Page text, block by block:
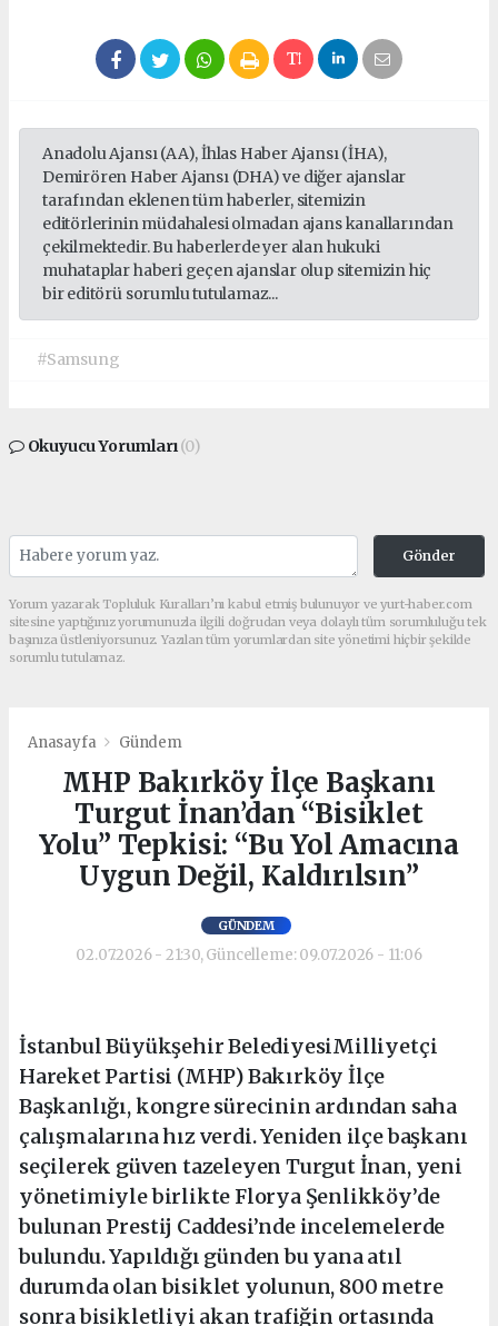
Anadolu Ajansı (AA), İhlas Haber Ajansı (İHA),
Demirören Haber Ajansı (DHA) ve diğer ajanslar
tarafından eklenen tüm haberler, sitemizin
editörlerinin müdahalesi olmadan ajans kanallarından
çekilmektedir. Bu haberlerde yer alan hukuki
muhataplar haberi geçen ajanslar olup sitemizin hiç
bir editörü sorumlu tutulamaz...
#Samsung
Okuyucu Yorumları(0)
Gönder
Yorum yazarak Topluluk Kuralları’nı kabul etmiş bulunuyor ve yurt-haber.com
sitesine yaptığınız yorumunuzla ilgili doğrudan veya dolaylı tüm sorumluluğu tek
başınıza üstleniyorsunuz. Yazılan tüm yorumlardan site yönetimi hiçbir şekilde
sorumlu tutulamaz.
Anasayfa Gündem
MHP Bakırköy İlçe Başkanı
Turgut İnan’dan “Bisiklet
Yolu” Tepkisi: “Bu Yol Amacına
Uygun Değil, Kaldırılsın”
GÜNDEM
02.07.2026 - 21:30, Güncelleme: 09.07.2026 - 11:06
İstanbul Büyükşehir BelediyesiMilliyetçi
Hareket Partisi (MHP) Bakırköy İlçe
Başkanlığı, kongre sürecinin ardından saha
çalışmalarına hız verdi. Yeniden ilçe başkanı
seçilerek güven tazeleyen Turgut İnan, yeni
yönetimiyle birlikte Florya Şenlikköy’de
bulunan Prestij Caddesi’nde incelemelerde
bulundu. Yapıldığı günden bu yana atıl
durumda olan bisiklet yolunun, 800 metre
sonra bisikletliyi akan trafiğin ortasında